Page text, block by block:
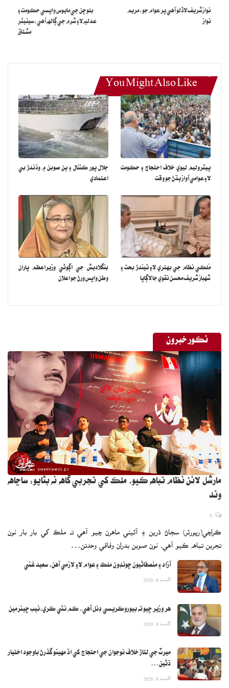
نوازشريف لاڏلو آهي پر عوام جو: مريم
نواز
بلوچن جي مايوس واپسي حڪومت ۽
عدليه لاءِ شرم جي ڳالهه آهي: سينيٽر
مشتاق
You Might Also Like
پيٽروليم ليوي خلاف احتجاج ۽ حڪومت
لاءِ عوامي آواز ٻڌڻ جو وقت
جلال پور ڪئنال ۽ ٻن صوبن ۾ وڌندڙ بي
اعتمادي
مُلڪي نظام جي بهتري لاءِ ٿيندڙ بحث ۽
شهباز شريف محسن نقوي جا لاڳاپا
بنگلاديش جي اڳوڻي وزيراعظم پاران
وطن واپس ورڻ جو اعلان
نڪور خبرون
مارشل لائن نظام تباهه ڪيو، ملڪ کي تجربي گاهه نه بڻايو: ساڃاهه
وند
ڪراچي(رپورٽر) سڄاڻ ڌرين ۽ آئيني ماهرن چيو آهي ته ملڪ کي بار بار نون
تجربن تباهه ڪيو آهي، نون صوبن بدران وفاقي وحدتن…
آزاد ۽ منصفاڻيون چونڊون ملڪ ۽ عوام لاءِ لازمي آهن: سعيد غني
اگست 8, 2026
هر وزير چيو ته بيوروڪريسي ڊنل آهي، ڪم نٿي ڪري:نيب چيئرمين
اگست 8, 2026
ميرٽ جي لتاڙ خلاف نوجوان جي احتجاج کي اڌ مهينو گذرڻ باوجود اختيار
ڌڻين…
اگست 8, 2026